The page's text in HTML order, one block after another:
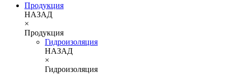
Продукция
НАЗАД
×
Продукция
Гидроизоляция
НАЗАД
×
Гидроизоляция